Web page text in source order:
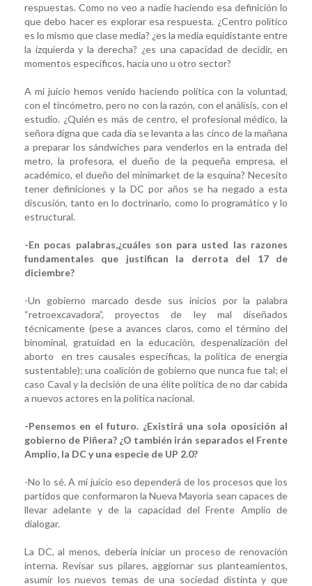
respuestas. Como no veo a nadie haciendo esa definición lo
que debo hacer es explorar esa respuesta. ¿Centro político
es lo mismo que clase media? ¿es la media equidistante entre
la izquierda y la derecha? ¿es una capacidad de decidir, en
momentos específicos, hacia uno u otro sector?
A mi juicio hemos venido haciendo política con la voluntad,
con el tincómetro, pero no con la razón, con el análisis, con el
estudio. ¿Quién es más de centro, el profesional médico, la
señora digna que cada día se levanta a las cinco de la mañana
a preparar los sándwiches para venderlos en la entrada del
metro, la profesora, el dueño de la pequeña empresa, el
académico, el dueño del minimarket de la esquina? Necesito
tener definiciones y la DC por años se ha negado a esta
discusión, tanto en lo doctrinario, como lo programático y lo
estructural.
-En pocas palabras,¿cuáles son para usted las razones
fundamentales que justifican la derrota del 17 de
diciembre?
-Un gobierno marcado desde sus inicios por la palabra
“retroexcavadora”, proyectos de ley mal diseñados
técnicamente (pese a avances claros, como el término del
binominal, gratuidad en la educación, despenalización del
aborto en tres causales específicas, la política de energía
sustentable); una coalición de gobierno que nunca fue tal; el
caso Caval y la decisión de una élite política de no dar cabida
a nuevos actores en la política nacional.
-Pensemos en el futuro. ¿Existirá una sola oposición al
gobierno de Piñera? ¿O también irán separados el Frente
Amplio, la DC y una especie de UP 2.0?
-No lo sé. A mi juicio eso dependerá de los procesos que los
partidos que conformaron la Nueva Mayoría sean capaces de
llevar adelante y de la capacidad del Frente Amplio de
dialogar.
La DC, al menos, debería iniciar un proceso de renovación
interna. Revisar sus pilares, aggiornar sus planteamientos,
asumir los nuevos temas de una sociedad distinta y que